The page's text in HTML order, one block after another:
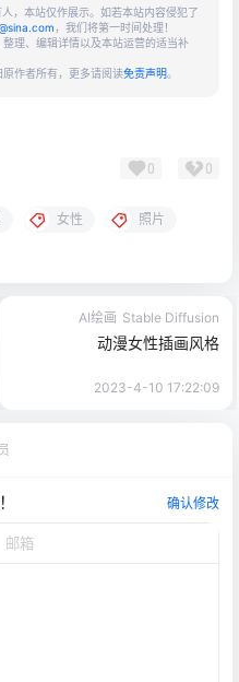
，本站仅作展示。如若本站内容侵犯了
，我们将第一时间处理！
理、编辑详情以及本站运营的适当补
作者所有，更多请阅读免责声明。
0 0
女性 照片
AI绘画 Stable Diffusion
动漫女性插画风格
2023-4-10 17:22:09
确认修改